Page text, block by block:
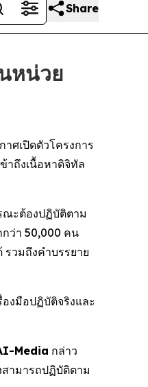
Share
หน่วย
ศเปิดตัวโครงการ
าถึงเนื้อหาดิจิทัล
ณะต้องปฏิบัติตาม
ว่า 50,000 คน
รวมถึงคำบรรยาย
งมือปฏิบัติจริงและ
Media กล่าว
ามารถปฏิบัติตาม